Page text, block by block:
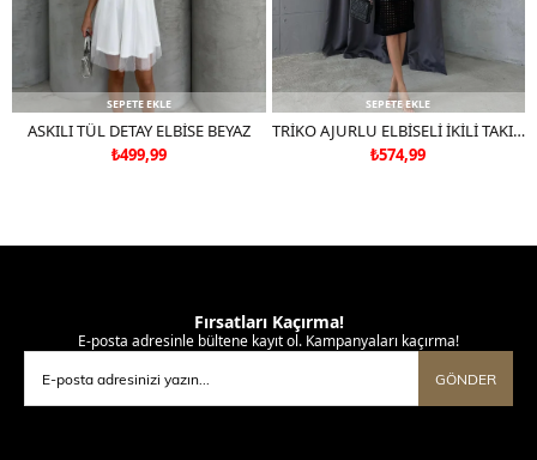
SEPETE EKLE
ASKILI TÜL DETAY ELBİSE BEYAZ
₺499,99
SEPETE EKLE
TRİKO AJURLU ELBİSELİ İKİLİ TAKIM SİYAH
₺574,99
Fırsatları Kaçırma!
E-posta adresinle bültene kayıt ol. Kampanyaları kaçırma!
GÖNDER